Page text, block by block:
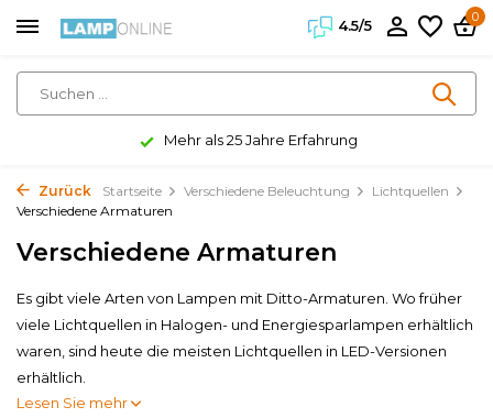
4.5/5
0
Mehr als 25 Jahre Erfahrung
Zurück Startseite Verschiedene Beleuchtung
Lichtquellen
Verschiedene Armaturen
Verschiedene Armaturen
Es gibt viele Arten von Lampen mit Ditto-Armaturen. Wo früher
viele Lichtquellen in Halogen- und Energiesparlampen erhältlich
waren, sind heute die meisten Lichtquellen in LED-Versionen
erhältlich.
Lesen Sie mehr